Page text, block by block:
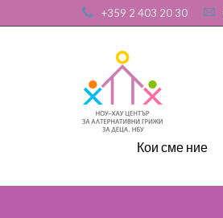
+359 2 403 20 30
Кои сме ние